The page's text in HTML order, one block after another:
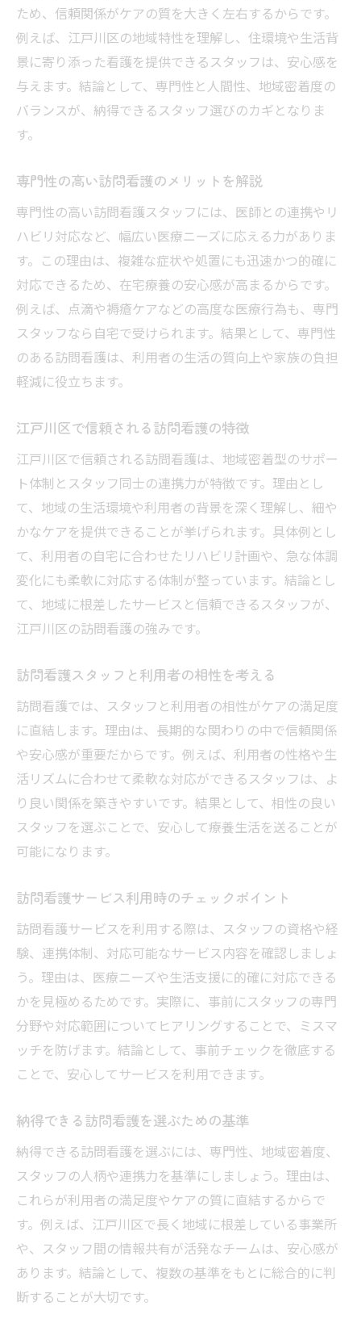
訪問看護の現場で求められるスキルとは何
か
スタッフ教育が訪問看護の質につながる理
由
訪問看護スタッフの研修体制と継続学習
訪問看護を利用するなら江戸川区の特徴を知ろ
江戸川区の訪問看護サービスの特徴を紹介
地域に根差した訪問看護の支援体制を知る
訪問看護利用者が多い江戸川区の理由
訪問看護と地域福祉活動のつながりを解説
江戸川区で選ばれる訪問看護のポイント
地域特性に合わせた訪問看護の工夫とは
質の高い訪問看護を支える現場スタッフの役割
介
現場で大切な訪問看護スタッフのコミュニ
ケーション
質の高い訪問看護を支えるチーム体制とは
スタッフ間の連携が訪問看護の質を左右す
る
訪問看護スタッフの役割分担と強みの活か
し方
る
自宅療養に役立つ訪問看護のサポート体制とは
訪問看護が自宅療養にもたらす安心感とは
サポート体制が整った訪問看護の魅力を解
説
訪問看護スタッフの役割による充実した支
援
急変時にも対応できる訪問看護体制の重要
家族を支える訪問看護のサポート内容を紹
介
リハビリにも強い訪問看護のサポート事例
地域密着で受けられる訪問看護の魅力を紹介
地域密着型訪問看護の強みと安心感を解説
訪問看護スタッフが地域の暮らしに寄り添
う理由
ト
訪問看護が地域福祉活動と協力する仕組み
地域に信頼される訪問看護の特徴を知る
訪問看護スタッフと地域住民のつながりの
大切さ
訪問看護スタッフの連携が安心ケアの鍵になる
理由
訪問看護スタッフ間の連携が重要な理由を
ため、信頼関係がケアの質を大きく左右するからです。
例えば、江戸川区の地域特性を理解し、住環境や生活背
景に寄り添った看護を提供できるスタッフは、安心感を
与えます。結論として、専門性と人間性、地域密着度の
バランスが、納得できるスタッフ選びのカギとなりま
す。
専門性の高い訪問看護のメリットを解説
専門性の高い訪問看護スタッフには、医師との連携やリ
ハビリ対応など、幅広い医療ニーズに応える力がありま
す。この理由は、複雑な症状や処置にも迅速かつ的確に
対応できるため、在宅療養の安心感が高まるからです。
例えば、点滴や褥瘡ケアなどの高度な医療行為も、専門
スタッフなら自宅で受けられます。結果として、専門性
のある訪問看護は、利用者の生活の質向上や家族の負担
軽減に役立ちます。
江戸川区で信頼される訪問看護の特徴
江戸川区で信頼される訪問看護は、地域密着型のサポー
ト体制とスタッフ同士の連携力が特徴です。理由とし
て、地域の生活環境や利用者の背景を深く理解し、細や
かなケアを提供できることが挙げられます。具体例とし
て、利用者の自宅に合わせたリハビリ計画や、急な体調
変化にも柔軟に対応する体制が整っています。結論とし
て、地域に根差したサービスと信頼できるスタッフが、
江戸川区の訪問看護の強みです。
訪問看護スタッフと利用者の相性を考える
訪問看護では、スタッフと利用者の相性がケアの満足度
に直結します。理由は、長期的な関わりの中で信頼関係
や安心感が重要だからです。例えば、利用者の性格や生
活リズムに合わせて柔軟な対応ができるスタッフは、よ
り良い関係を築きやすいです。結果として、相性の良い
スタッフを選ぶことで、安心して療養生活を送ることが
可能になります。
訪問看護サービス利用時のチェックポイント
訪問看護サービスを利用する際は、スタッフの資格や経
験、連携体制、対応可能なサービス内容を確認しましょ
う。理由は、医療ニーズや生活支援に的確に対応できる
かを見極めるためです。実際に、事前にスタッフの専門
分野や対応範囲についてヒアリングすることで、ミスマ
ッチを防げます。結論として、事前チェックを徹底する
ことで、安心してサービスを利用できます。
納得できる訪問看護を選ぶための基準
納得できる訪問看護を選ぶには、専門性、地域密着度、
スタッフの人柄や連携力を基準にしましょう。理由は、
これらが利用者の満足度やケアの質に直結するからで
す。例えば、江戸川区で長く地域に根差している事業所
や、スタッフ間の情報共有が活発なチームは、安心感が
あります。結論として、複数の基準をもとに総合的に判
断することが大切です。